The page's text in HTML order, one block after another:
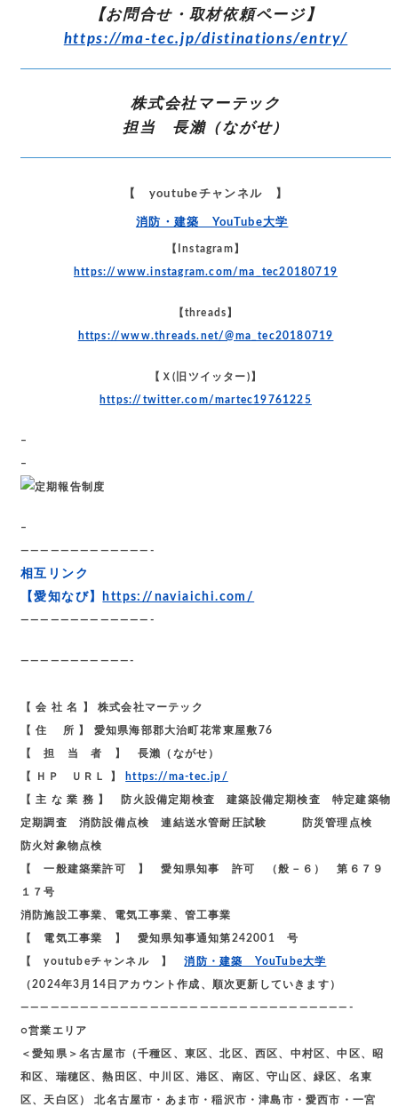
【お問合せ・取材依頼ページ】
https://ma-tec.jp/distinations/entry/
株式会社マーテック
担当 長瀨（ながせ）
【 youtubeチャンネル 】
消防・建築 YouTube大学
【Instagram】
https://www.instagram.com/ma_tec20180719
【threads】
https://www.threads.net/@ma_tec20180719
【Ｘ(旧ツイッター)】
https://twitter.com/martec19761225
–
–
–
—————————————-
相互リンク
【愛知なび】
https://naviaichi.com/
—————————————-
———————————-
【 会 社 名 】 株式会社マーテック
【 住 所 】 愛知県海部郡大治町花常東屋敷76
【 担 当 者 】 長瀨（ながせ）
【 ＨＰ ＵＲＬ 】 https://ma-tec.jp/
【 主 な 業 務 】 防火設備定期検査 建築設備定期検査 特定建築物
定期調査 消防設備点検 連結送水管耐圧試験 防災管理点検
防火対象物点検
【 一般建築業許可 】 愛知県知事 許可 （般－６） 第６７９
１７号
消防施設工事業、電気工事業、管工事業
【 電気工事業 】 愛知県知事通知第242001 号
【 youtubeチャンネル 】消防・建築 YouTube大学
（2024年3月14日アカウント作成、順次更新していきます）
—————————————————————————————————-
○営業エリア
＜愛知県＞名古屋市（千種区、東区、北区、西区、中村区、中区、昭
和区、瑞穂区、熱田区、中川区、港区、南区、守山区、緑区、名東
区、天白区） 北名古屋市・あま市・稲沢市・津島市・愛西市・一宮